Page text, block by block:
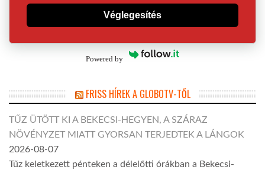
Véglegesítés
Powered by
FRISS HÍREK A GLOBOTV-TŐL
TŰZ ÜTÖTT KI A BEKECSI-HEGYEN, A SZÁRAZ
NÖVÉNYZET MIATT GYORSAN TERJEDTEK A LÁNGOK
2026-08-07
Tűz keletkezett pénteken a délelőtti órákban a Bekecsi-